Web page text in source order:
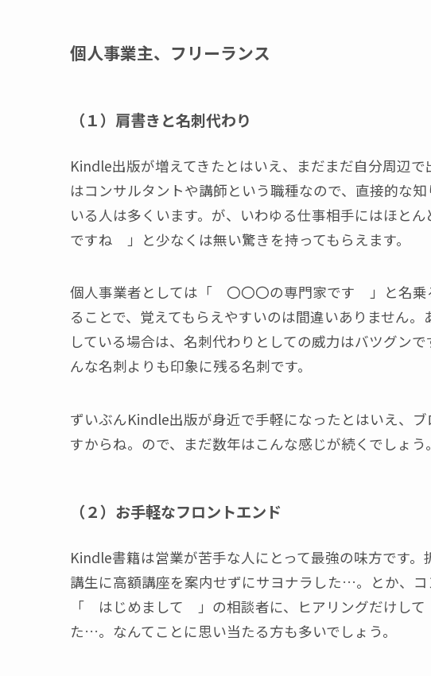
個人事業主、フリーランス
（１）肩書きと名刺代わり
Kindle出版が増えてきたとはいえ、まだまだ自分周辺
はコンサルタントや講師という職種なので、直接的な
いる人は多くいます。が、いわゆる仕事相手にはほと
ですね 」と少なくは無い驚きを持ってもらえます。
個人事業者としては「 〇〇〇の専門家です 」と名
ることで、覚えてもらえやすいのは間違いありません
している場合は、名刺代わりとしての威力はバツグン
んな名刺よりも印象に残る名刺です。
ずいぶんKindle出版が身近で手軽になったとはいえ、
すからね。ので、まだ数年はこんな感じが続くでしょう。
（２）お手軽なフロントエンド
Kindle書籍は営業が苦手な人にとって最強の味方で
講生に高額講座を案内せずにサヨナラした…。とか、
「 はじめまして 」の相談者に、ヒアリングだけし
た…。なんてことに思い当たる方も多いでしょう。